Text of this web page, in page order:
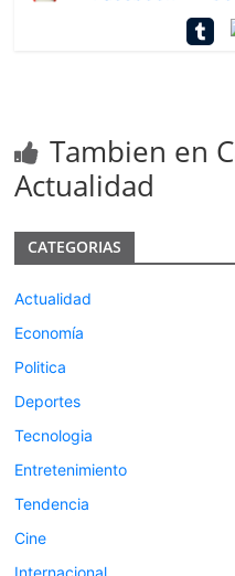
Tambien en
Actualidad
CATEGORIAS
Actualidad
Economía
Politica
Deportes
Tecnologia
Entretenimiento
Tendencia
Cine